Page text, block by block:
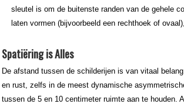
sleutel is om de buitenste randen van de gehele
laten vormen (bijvoorbeeld een rechthoek of
Spatiëring is Alles
De afstand tussen de schilderijen is van vitaal
en rust, zelfs in de meest dynamische
tussen de 5 en 10 centimeter ruimte aan te houden.